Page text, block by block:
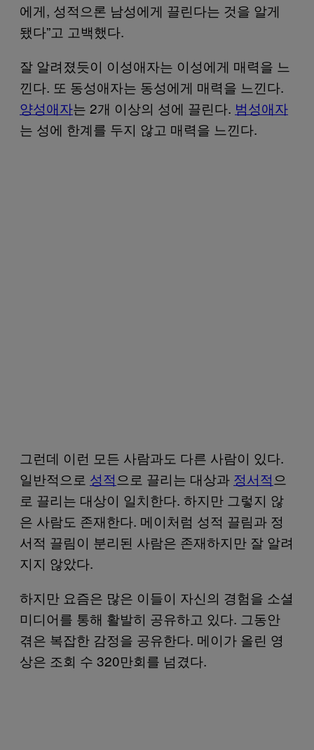
에게, 성적으론 남성에게 끌린다는 것을 알게
됐다”고 고백했다.
잘 알려졌듯이 이성애자는 이성에게 매력을 느
낀다. 또 동성애자는 동성에게 매력을 느낀다.
양성애자는 2개 이상의 성에 끌린다. 범성애자
는 성에 한계를 두지 않고 매력을 느낀다.
그런데 이런 모든 사람과도 다른 사람이 있다.
일반적으로 성적 으로 끌리는 대상과 정서적 으
로 끌리는 대상이 일치한다. 하지만 그렇지 않
은 사람도 존재한다. 메이처럼 성적 끌림과 정
서적 끌림이 분리된 사람은 존재하지만 잘 알려
지지 않았다.
하지만 요즘은 많은 이들이 자신의 경험을 소셜
미디어를 통해 활발히 공유하고 있다. 그동안
겪은 복잡한 감정을 공유한다. 메이가 올린 영
상은 조회 수 320만회를 넘겼다.